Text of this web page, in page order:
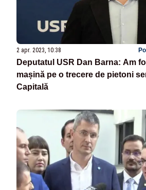
2 apr. 2023, 10:38
Deputatul USR Dan Barna: Am
mașină pe o trecere de pietoni
Capitală